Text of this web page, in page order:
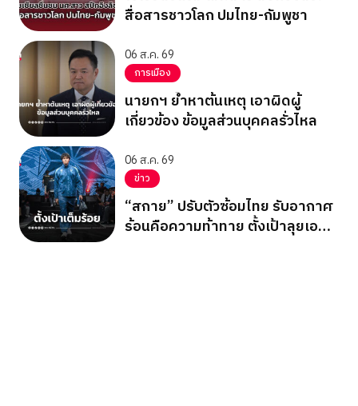
สื่อสารชาวโลก ปมไทย-กัมพูชา
06 ส.ค. 69
การเมือง
นายกฯ ย้ำหาต้นเหตุ เอาผิดผู้
เกี่ยวข้อง ข้อมูลส่วนบุคคลรั่วไหล
06 ส.ค. 69
ข่าว
“สกาย” ปรับตัวซ้อมไทย รับอากาศ
ร้อนคือความท้าทาย ตั้งเป้าลุยเอ